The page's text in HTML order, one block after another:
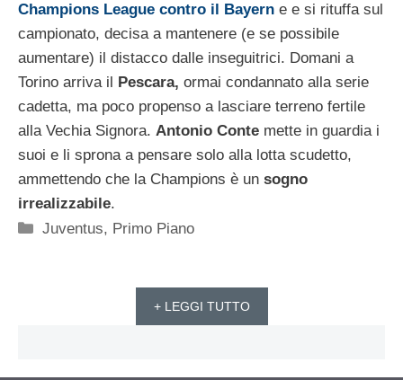
Champions League contro il Bayern e e si rituffa sul
campionato, decisa a mantenere (e se possibile
aumentare) il distacco dalle inseguitrici. Domani a
Torino arriva il
Pescara, ormai condannato alla serie
cadetta, ma poco propenso a lasciare terreno fertile
alla Vechia Signora. Antonio Conte mette in guardia i
suoi e li sprona a pensare solo alla lotta scudetto,
ammettendo che la Champions è un sogno
irrealizzabile.
Categorie
Juventus, Primo Piano
+ LEGGI TUTTO